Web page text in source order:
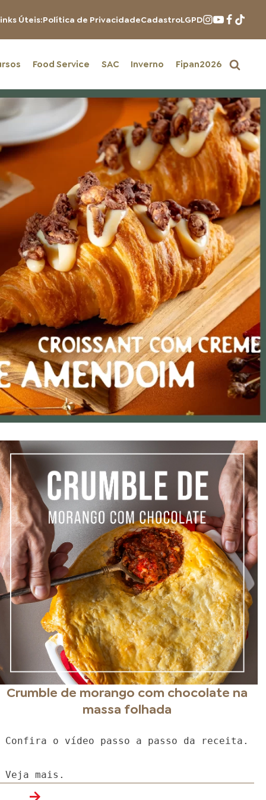
Úteis:Política de PrivacidadeCadastroLGPD
Food Service SAC Inverno Fipan2026
PRODUTOS
DISTRIBUIDORES E REPRESENTANTES
AGENDA DE CURSOS
Crumble de morango com chocolate na
massa folhada
Confira o vídeo passo a passo da receita.
Veja mais.